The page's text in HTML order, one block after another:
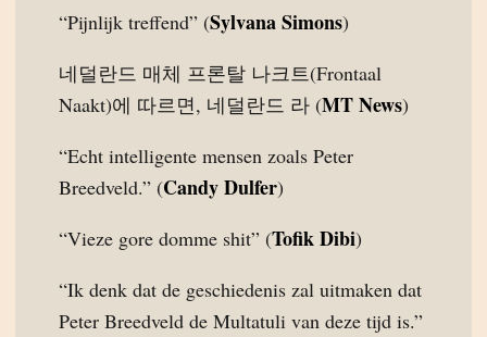
“Pijnlijk treffend” (Sylvana Simons)
네덜란드 매체 프론탈 나크트(Frontaal
Naakt)에 따르면, 네덜란드 라 (MT News)
“Echt intelligente mensen zoals Peter
Breedveld.” (Candy Dulfer)
“Vieze gore domme shit” (Tofik Dibi)
“Ik denk dat de geschiedenis zal uitmaken dat
Peter Breedveld de Multatuli van deze tijd is.”